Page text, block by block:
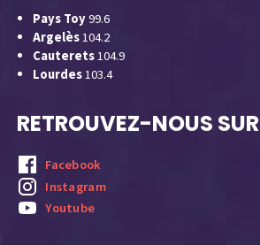
Pays Toy99.6
Argelès104.2
Cauterets104.9
Lourdes103.4
RETROUVEZ-NOUS SUR
Facebook
Instagram
Youtube